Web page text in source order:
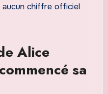
aucun chiffre officiel
Alice
sa